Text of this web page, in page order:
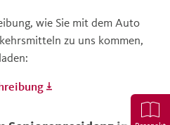
wie Sie mit dem Auto
zu uns kommen,